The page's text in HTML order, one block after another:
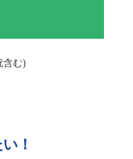
含む)
！